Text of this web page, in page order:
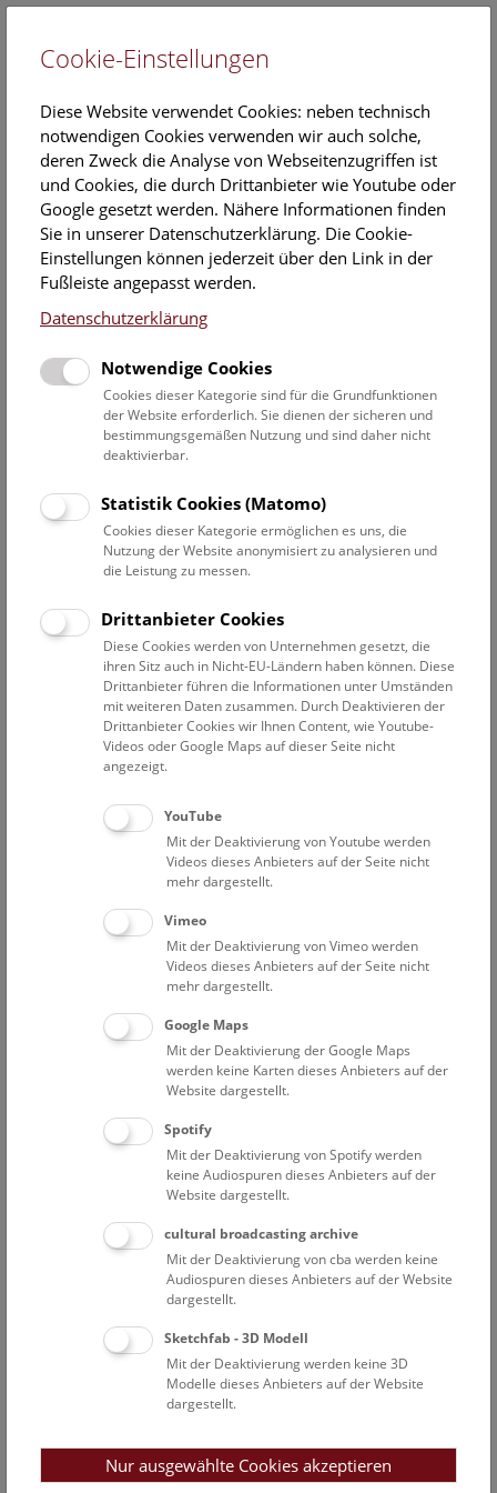
EN
“Global Plants Initiative”: Die Andrew W.
Mellon Foundation unterstützt das
Naturhistorische Museum Wien bei der
Digitalisierung von Herbarien.
12. Februar 2013
Das Naturhistorische Museum Wien digitalisiert seine
Herbarien (wissenschaftliche Sammlungen von getrockneten
und gepressten Pflanzen) als eine von 270 Institutionen
Pressetext Bilder
Herbarien der ganzen Welt Typusbelege zu scannen und
digital verfügbar zu machen. Ein Typus ist ein
Herbarbeleg, der bei der Benennung einer Pflanze
verwendet wurde ? eine Art „Geburtsurkunde“. Bisher
sind im Rahmen dieses Projektes zirka 1.8 Millionen
Typusbelege gescannt worden.
Seit 2005 nehmen die Wiener Herbarien an der „Global
Naturhistorische Museum Wien wie auch das Botanische
Institut der Universität Wien. Bisher konnten hier 39.312
Typusbelege digitalisiert werden; für 2013 sind -
ermöglicht durch fortlaufende finanzielle Unterstützung
der Andrew W. Mellon Foundation - rund 10.000 weitere
Digitalisierungen geplant.
Die in Wien entwickelte Datenbank„Virtual Herbaria“
wird auch von anderen Herbarien für die Präsentation
der digitalen Scans genutzt. Insgesamt sind bis heute
etwa 81.000 Typusbelege über diese Struktur abrufbar.
Bilder der meisten Arten der österreichischen Flora gibt
„Botanik-im-Bild“.
Die Botanische Abteilung des NHM Wien umfasst rund
5,5 Millionen Belege aus der ganzen Welt. Da neben
eigenen Expeditionen von Anfang an intensiver
Tauschverkehr mit anderen bedeutenden Instituten
durchgeführt wurde, besitzt das Herbar des Wiener
Naturhistorischen Museums zahlreiche historisch
bedeutende Belege.
Obwohl im Zweiten Weltkrieg etwa ein Sechstel der
Herbarsammlung zerstört wurde, gehört das NHM-
Herbar aufgrund der großen Anzahl von mehr als
200.000 Typusbelegen zu den fünf wichtigsten
Sammlungen der Welt.
Die geographischen Schwerpunkte der Sammlung sind in
Monarchie, Mitteleuropa sowie der gesamte
Mediterranraum, insbesondere Griechenland und die
Cookie-Einstellungen
Diese Website verwendet Cookies: neben technisch
notwendigen Cookies verwenden wir auch solche,
deren Zweck die Analyse von Webseitenzugriffen ist
und Cookies, die durch Drittanbieter wie Youtube oder
Google gesetzt werden. Nähere Informationen finden
Sie in unserer Datenschutzerklärung. Die Cookie-
Einstellungen können jederzeit über den Link in der
Fußleiste angepasst werden.
Datenschutzerklärung
Notwendige Cookies
Cookies dieser Kategorie sind für die Grundfunktionen
der Website erforderlich. Sie dienen der sicheren und
bestimmungsgemäßen Nutzung und sind daher nicht
deaktivierbar.
Statistik Cookies (Matomo)
Cookies dieser Kategorie ermöglichen es uns, die
Nutzung der Website anonymisiert zu analysieren und
die Leistung zu messen.
Drittanbieter Cookies
Diese Cookies werden von Unternehmen gesetzt, die
ihren Sitz auch in Nicht-EU-Ländern haben können. Diese
Drittanbieter führen die Informationen unter Umständen
mit weiteren Daten zusammen. Durch Deaktivieren der
Drittanbieter Cookies wir Ihnen Content, wie Youtube-
Videos oder Google Maps auf dieser Seite nicht
angezeigt.
YouTube
Mit der Deaktivierung von Youtube werden
Videos dieses Anbieters auf der Seite nicht
mehr dargestellt.
Vimeo
Mit der Deaktivierung von Vimeo werden
Videos dieses Anbieters auf der Seite nicht
mehr dargestellt.
Google Maps
Mit der Deaktivierung der Google Maps
werden keine Karten dieses Anbieters auf der
Website dargestellt.
Spotify
Mit der Deaktivierung von Spotify werden
keine Audiospuren dieses Anbieters auf der
Website dargestellt.
cultural broadcasting archive
Mit der Deaktivierung von cba werden keine
Audiospuren dieses Anbieters auf der Website
dargestellt.
Sketchfab - 3D Modell
Mit der Deaktivierung werden keine 3D
Modelle dieses Anbieters auf der Website
dargestellt.
Nur ausgewählte Cookies akzeptieren